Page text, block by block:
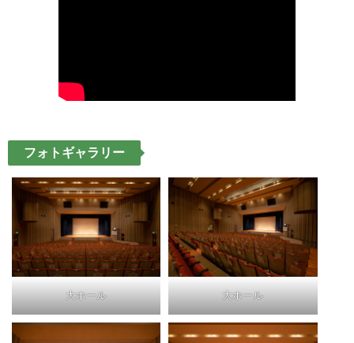
フォトギャラリー
大ホール 大ホール